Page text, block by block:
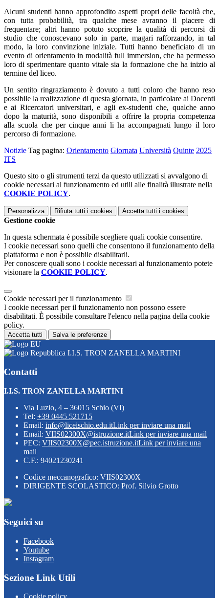
Alcuni studenti hanno approfondito aspetti propri delle facoltà che,
con tutta probabilità, tra qualche mese avranno il piacere di
frequentare; altri hanno potuto scoprire la qualità di percorsi di
studio che conoscevano solo in parte, magari rafforzando, in tal
modo, la loro convinzione iniziale. Tutti hanno beneficiato di un
evento di orientamento in modalità full immersion, che ha permesso
loro di sperimentare quanto vitale sia la formazione che ha inizio al
termine del liceo.
Un sentito ringraziamento è dovuto a tutti coloro che hanno reso
possibile la realizzazione di questa giornata, in particolare ai Docenti
e ai Ricercatori universitari, e agli ex-studenti che, qualche anno
dopo la maturità, sono disponibili a offrire la propria competenza
alla scuola che per cinque anni li ha accompagnati lungo il loro
percorso di formazione.
Notizie Tag pagina: Orientamento Giornata Università Quinte 2025
ITS
Questo sito o gli strumenti terzi da questo utilizzati si avvalgono di
cookie necessari al funzionamento ed utili alle finalità illustrate nella
COOKIE POLICY.
Personalizza Rifiuta tutti i cookies Accetta tutti i cookies
Gestione cookie
In questa schermata è possibile scegliere quali cookie consentire.
I cookie necessari sono quelli che consentono il funzionamento della
piattaforma e non è possibile disabilitarli.
Per conoscere quali sono i cookie necessari al funzionamento potete
visionare la COOKIE POLICY.
Cookie necessari per il funzionamento
I cookie necessari per il funzionamento non possono essere
disabilitati. È possibile consultare l'elenco nella pagina della cookie
policy.
Accetta tutti Salva le preferenze
I.I.S. TRON ZANELLA MARTINI
Contatti
I.I.S. TRON ZANELLA MARTINI
Via Luzio, 4 – 36015 Schio (VI)
Tel: +39 0445 521715
Email: info@liceischio.edu.itLink per inviare una mail
Email: VIIS02300X@istruzione.itLink per inviare una mail
PEC: VIIS02300X@pec.istruzione.itLink per inviare una
mail
C.F.: 94021230241
Codice meccanografico: VIIS02300X
DIRIGENTE SCOLASTICO: Prof. Silvio Grotto
Seguici su
Facebook
Youtube
Instagram
Sezione Link Utili